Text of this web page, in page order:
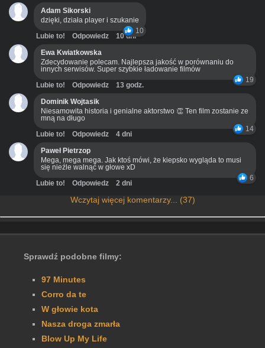
Adam Sikorski
dzięki, działa player i szukanie
10
Lubie to! Odpowiedz
10 dni
Ewa Kwiatkowska
Zdecydowanie polecam. Najlepsza jakość w porównaniu do
innych serwisów. Super szybkie ładowanie filmów
19
Lubie to! Odpowiedz
13 godz.
Dominik Wojtasik
Niesamowita historia i genialne aktorstwo 👏 Ten film zostanie ze
mną na długo
14
Lubie to! Odpowiedz
4 dni
Paweł Pietrzop
Mega, mega mega. Jak ktoś mówi, że kiepsko wygląda to musi
się nieźle walnąć w głowe xD
6
Lubie to! Odpowiedz 2 dni
Wczytaj więcej komentarzy... (37)
Sprawdź podobne filmy:
97 Minutes
Corro da te
W głowie kota
Nasza droga zmarła
Blow Up My Life